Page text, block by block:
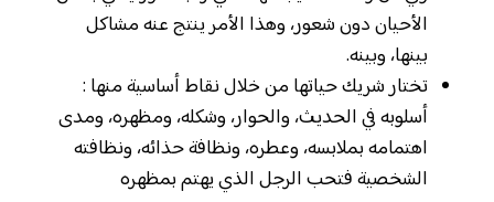
الأحيان دون شعور، وهذا الأمر ينتج عنه مشاكل
بينها، وبينه.
تختار شريك حياتها من خلال نقاط أساسية منها :
أسلوبه في الحديث، والحوار، وشكله، ومظهره، ومدى
اهتمامه بملابسه، وعطره، ونظافة حذائه، ونظافته
الشخصية فتحب الرجل الذي يهتم بمظهره